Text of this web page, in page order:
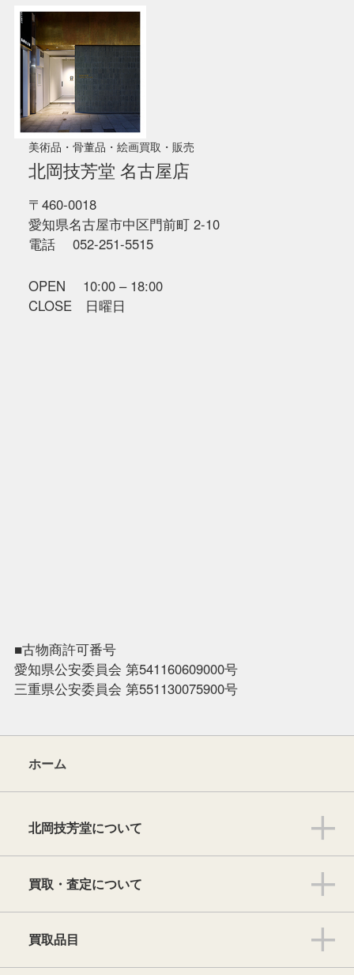
美術品・骨董品・絵画買取・販売
北岡技芳堂 名古屋店
〒460-0018
愛知県名古屋市中区門前町 2-10
電話 052-251-5515
OPEN 10:00 – 18:00
CLOSE 日曜日
■古物商許可番号
愛知県公安委員会 第541160609000号
三重県公安委員会 第551130075900号
ホーム
北岡技芳堂について
買取・査定について
買取品目